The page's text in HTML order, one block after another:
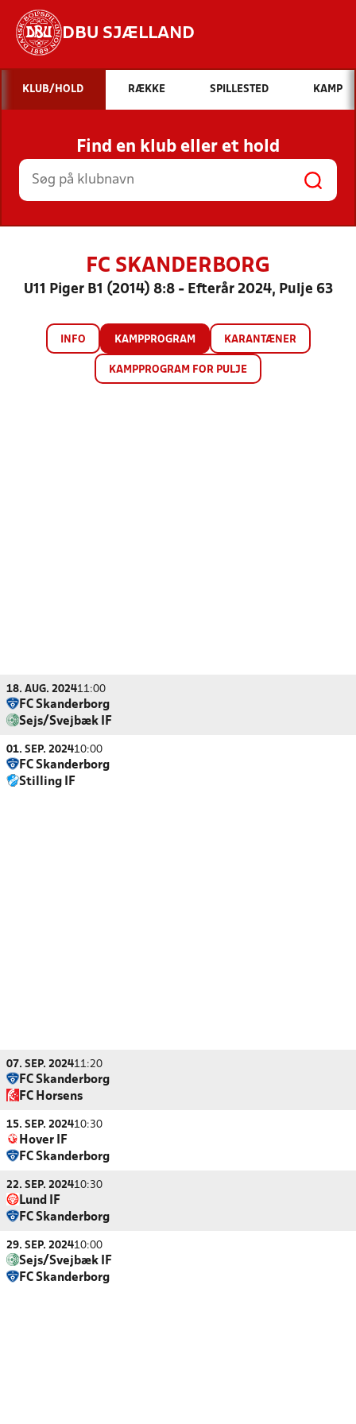
DBU SJÆLLAND
Hvad vil du søge efter?
INDHOLD OG NYHEDER
STILLINGER, RESULTATER, KLUBBER OG
HOLD
KLUB/HOLD RÆKKE SPILLESTED KAMP
Find en klub eller et hold
FC SKANDERBORG
U11 Piger B1 (2014) 8:8 - Efterår 2024, Pulje 63
INFO KAMPPROGRAM KARANTÆNER
KAMPPROGRAM FOR PULJE
18. AUG. 202411:00
FC Skanderborg
Sejs/Svejbæk IF
01. SEP. 202410:00
FC Skanderborg
Stilling IF
07. SEP. 202411:20
FC Skanderborg
FC Horsens
15. SEP. 202410:30
Hover IF
FC Skanderborg
22. SEP. 202410:30
Lund IF
FC Skanderborg
29. SEP. 202410:00
Sejs/Svejbæk IF
FC Skanderborg